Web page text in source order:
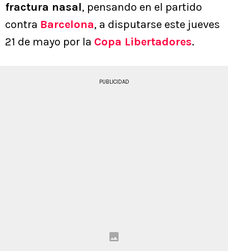
fractura nasal, pensando en el partido
contra Barcelona, a disputarse este jueves
21 de mayo por la Copa Libertadores.
PUBLICIDAD